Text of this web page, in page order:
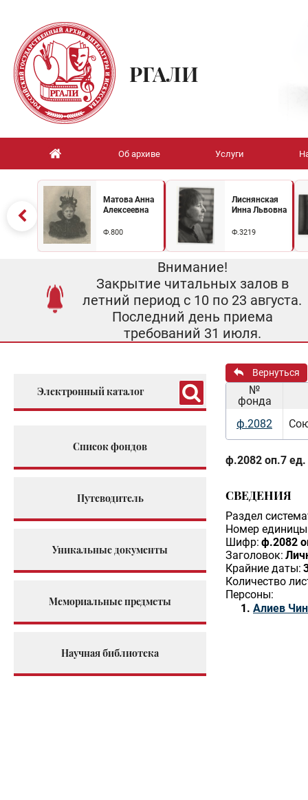
РГАЛИ
Об архиве Услуги
Матова Анна
Алексеевна
Ф.800
Лиснянская
Инна Львовна
Ф.3219
Внимание!
Закрытие читальных залов в
летний период с 10 по 23 августа.
Последний день приема
требований 31 июля.
Электронный каталог
Список фондов
Путеводитель
Уникальные документы
Мемориальные предметы
Научная библиотека
Вернуться
№
фонда
ф.2082
ф.2082 оп.7 ед.
СВЕДЕНИЯ
Раздел
Номер единицы
Шифр: ф.2082
Заголовок:
Крайние даты:
Количество
Персоны:
Алиев